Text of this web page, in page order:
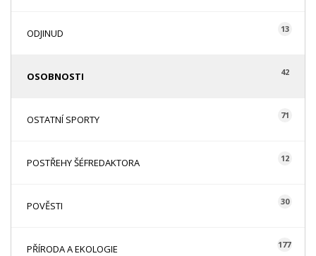
ODJINUD 13
OSOBNOSTI 42
OSTATNÍ SPORTY 71
POSTŘEHY ŠÉFREDAKTORA 12
POVĚSTI 30
PŘÍRODA A EKOLOGIE 177